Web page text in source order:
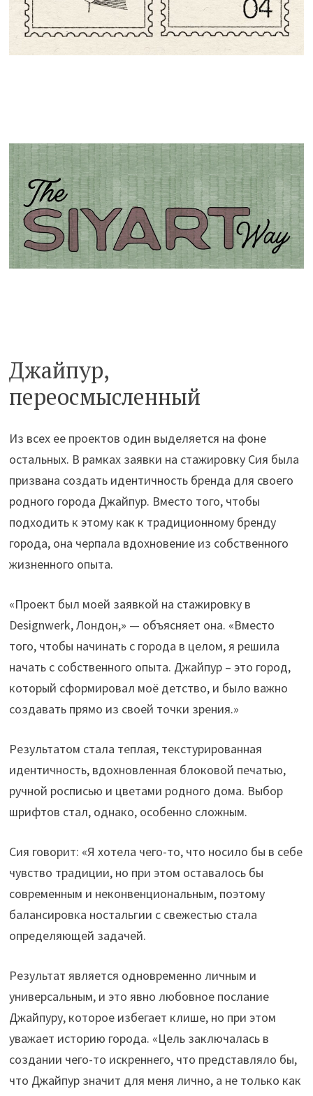
Джайпур,
переосмысленный
Из всех ее проектов один выделяется на фоне
остальных. В рамках заявки на стажировку Сия была
призвана создать идентичность бренда для своего
родного города Джайпур. Вместо того, чтобы
подходить к этому как к традиционному бренду
города, она черпала вдохновение из собственного
жизненного опыта.
«Проект был моей заявкой на стажировку в
Designwerk, Лондон,» — объясняет она. «Вместо
того, чтобы начинать с города в целом, я решила
начать с собственного опыта. Джайпур – это город,
который сформировал моё детство, и было важно
создавать прямо из своей точки зрения.»
Результатом стала теплая, текстурированная
идентичность, вдохновленная блоковой печатью,
ручной росписью и цветами родного дома. Выбор
шрифтов стал, однако, особенно сложным.
Сия говорит: «Я хотела чего-то, что носило бы в себе
чувство традиции, но при этом оставалось бы
современным и неконвенциональным, поэтому
балансировка ностальгии с свежестью стала
определяющей задачей.
Результат является одновременно личным и
универсальным, и это явно любовное послание
Джайпуру, которое избегает клише, но при этом
уважает историю города. «Цель заключалась в
создании чего-то искреннего, что представляло бы,
что Джайпур значит для меня лично, а не только как